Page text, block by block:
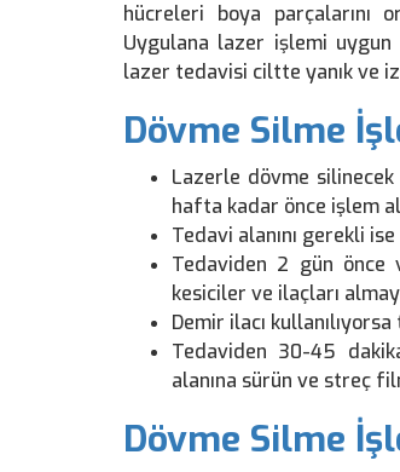
hücreleri boya parçalarını
Uygulana lazer işlemi
lazer tedavisi ciltte yanık ve
Dövme Silme
Lazerle dövme silinecek
hafta kadar önce işlem
Tedavi alanını gerekli
Tedaviden 2 gün önce
kesiciler ve ilaçları
Demir ilacı
Tedaviden 30-45
alanına sürün ve streç
Dövme Silme